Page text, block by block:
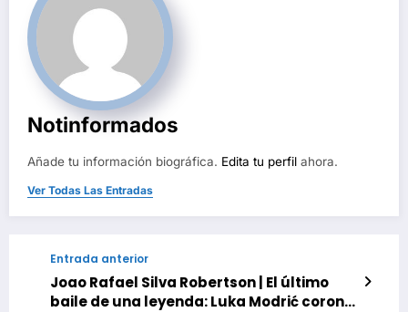
Notinformados
Añade tu información biográfica. Edita tu perfil ahora.
Ver Todas Las Entradas
Entrada anterior
Joao Rafael Silva Robertson | El último
baile de una leyenda: Luka Modrić corona